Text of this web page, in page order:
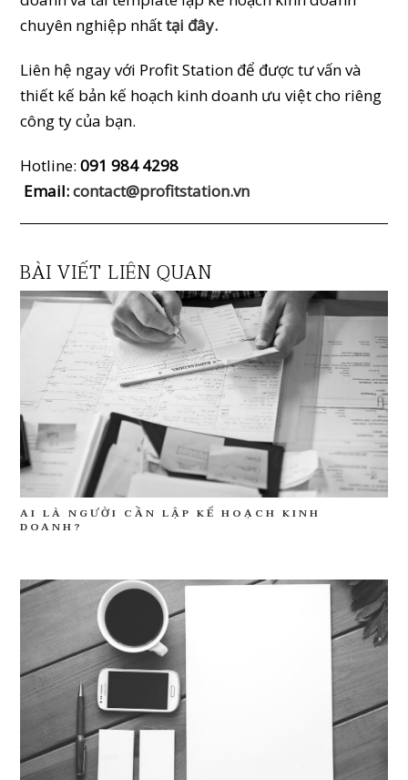
chuyên nghiệp nhấttại đây.
Liên hệ ngay với Profit Station để được tư vấn và
thiết kế bản kế hoạch kinh doanh ưu việt cho riêng
công ty của bạn.
Hotline:091 984 4298
Email:contact@profitstation.vn
BÀI VIẾT LIÊN QUAN
AI LÀ NGƯỜI CẦN LẬP KẾ HOẠCH KINH
DOANH?